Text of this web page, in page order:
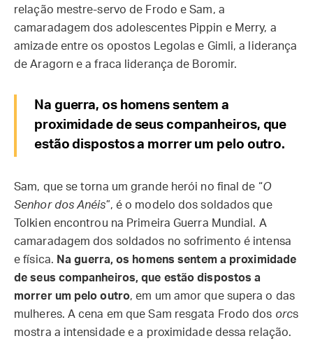
relação mestre-servo de Frodo e Sam, a
camaradagem dos adolescentes Pippin e Merry, a
amizade entre os opostos Legolas e Gimli, a liderança
de Aragorn e a fraca liderança de Boromir.
Na guerra, os homens sentem a
proximidade de seus companheiros, que
estão dispostos a morrer um pelo outro.
Sam, que se torna um grande herói no final de “O
Senhor dos Anéis”, é o modelo dos soldados que
Tolkien encontrou na Primeira Guerra Mundial. A
camaradagem dos soldados no sofrimento é intensa
e física. Na guerra, os homens sentem a proximidade
de seus companheiros, que estão dispostos a
morrer um pelo outro, em um amor que supera o das
mulheres. A cena em que Sam resgata Frodo dos orcs
mostra a intensidade e a proximidade dessa relação.